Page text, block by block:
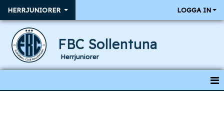
HERRJUNIORER LOGGA IN
FBC Sollentuna
Herrjuniorer